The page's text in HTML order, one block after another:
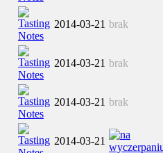
2014-03-21 brak
2014-03-21 brak
2014-03-21 brak
2014-03-21